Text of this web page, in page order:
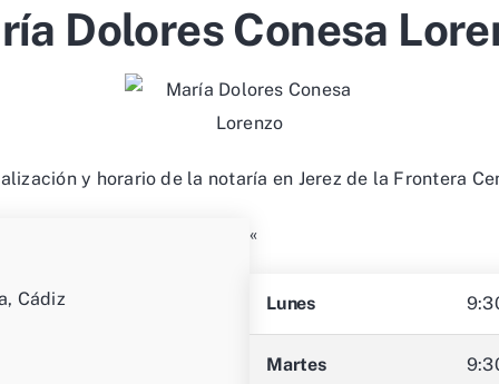
Dolores Conesa
y horario de la notaría en Jerez de la Frontera
Cádiz
«
Lunes
Martes